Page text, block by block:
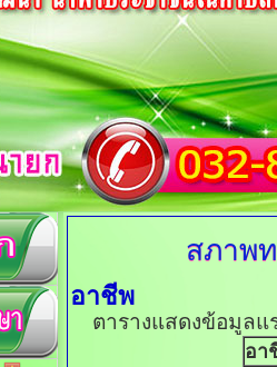
สภาพ
อาชีพ
ตารางแสดงข้อมูลแ
อา